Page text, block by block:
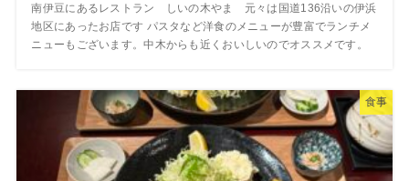
南伊豆にあるレストラン しいの木やま 元々は国道136沿いの伊浜
地区にあったお店です パスタなど洋食のメニューが豊富でランチメ
ニューもございます。中木からも近くおいしいのでオススメです。
食事